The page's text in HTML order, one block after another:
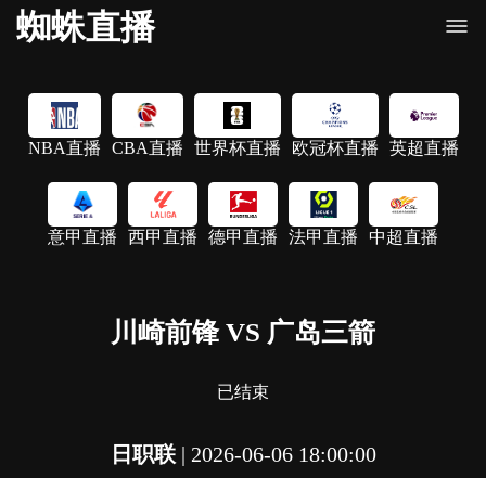
蜘蛛直播
NBA直播 CBA直播 世界杯直播 欧冠杯直播 英超直播
意甲直播 西甲直播 德甲直播 法甲直播 中超直播
川崎前锋 VS 广岛三箭
已结束
日职联| 2026-06-06 18:00:00